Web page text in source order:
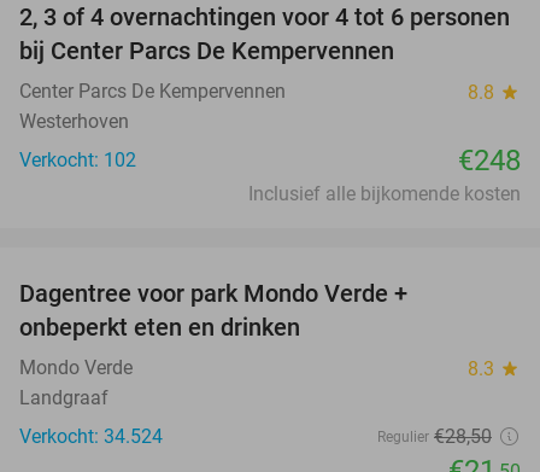
2, 3 of 4 overnachtingen voor 4 tot 6 personen
bij Center Parcs De Kempervennen
Center Parcs De Kempervennen 8.8 star
Westerhoven
Verkocht: 102
€248
Inclusief alle bijkomende kosten
Dagentree voor park Mondo Verde +
onbeperkt eten en drinken
Mondo Verde 8.3 star
Landgraaf
Verkocht: 34.524
Regulier €28,50